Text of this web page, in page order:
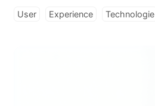
User Experience Technologie